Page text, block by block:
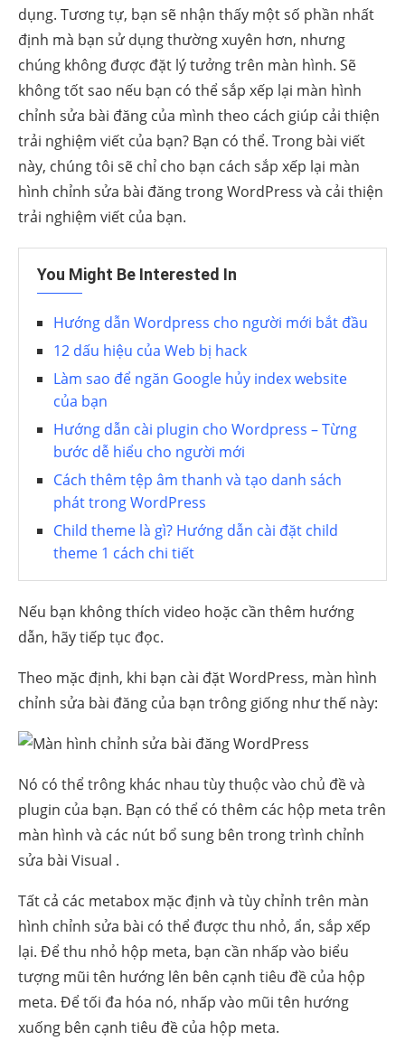
dụng. Tương tự, bạn sẽ nhận thấy một số phần nhất
định mà bạn sử dụng thường xuyên hơn, nhưng
chúng không được đặt lý tưởng trên màn hình. Sẽ
không tốt sao nếu bạn có thể sắp xếp lại màn hình
chỉnh sửa bài đăng của mình theo cách giúp cải thiện
trải nghiệm viết của bạn? Bạn có thể. Trong bài viết
này, chúng tôi sẽ chỉ cho bạn cách sắp xếp lại màn
hình chỉnh sửa bài đăng trong WordPress và cải thiện
trải nghiệm viết của bạn.
You Might Be Interested In
Hướng dẫn Wordpress cho người mới bắt đầu
12 dấu hiệu của Web bị hack
Làm sao để ngăn Google hủy index website
của bạn
Hướng dẫn cài plugin cho Wordpress – Từng
bước dễ hiểu cho người mới
Cách thêm tệp âm thanh và tạo danh sách
phát trong WordPress
Child theme là gì? Hướng dẫn cài đặt child
theme 1 cách chi tiết
Nếu bạn không thích video hoặc cần thêm hướng
dẫn, hãy tiếp tục đọc.
Theo mặc định, khi bạn cài đặt WordPress, màn hình
chỉnh sửa bài đăng của bạn trông giống như thế này:
Nó có thể trông khác nhau tùy thuộc vào chủ đề và
plugin của bạn. Bạn có thể có thêm các hộp meta trên
màn hình và các nút bổ sung bên trong trình chỉnh
sửa bài Visual .
Tất cả các metabox mặc định và tùy chỉnh trên màn
hình chỉnh sửa bài có thể được thu nhỏ, ẩn, sắp xếp
lại. Để thu nhỏ hộp meta, bạn cần nhấp vào biểu
tượng mũi tên hướng lên bên cạnh tiêu đề của hộp
meta. Để tối đa hóa nó, nhấp vào mũi tên hướng
xuống bên cạnh tiêu đề của hộp meta.